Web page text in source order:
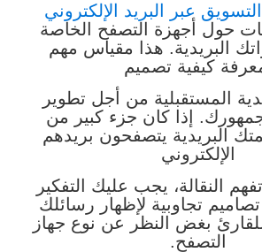
التسويق عبر البريد الإلكتروني
حول أجهزة التصفح الخاصة
البريدية. هذا مقياس مهم
كيفية تصميم
المستقبلية من أجل تطوير
إذا كان جزء كبير من
البريدية يتصفحون بريدهم
الإلكتروني
النقالة، يجب عليك التفكير
تجاوبية لإظهار رسائلك
بغض النظر عن نوع جهاز
التصفح.